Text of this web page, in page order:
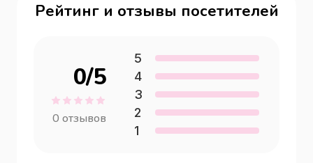
Рейтинг и отзывы посетителей
0/5
0 отзывов
5
4
3
2
1